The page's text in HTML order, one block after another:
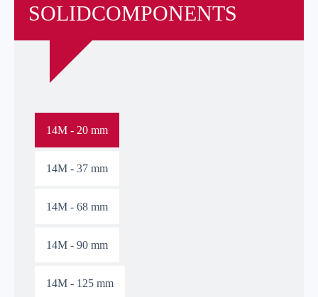
SOLIDCOMPONENTS
14M - 20 mm
14M - 37 mm
14M - 68 mm
14M - 90 mm
14M - 125 mm